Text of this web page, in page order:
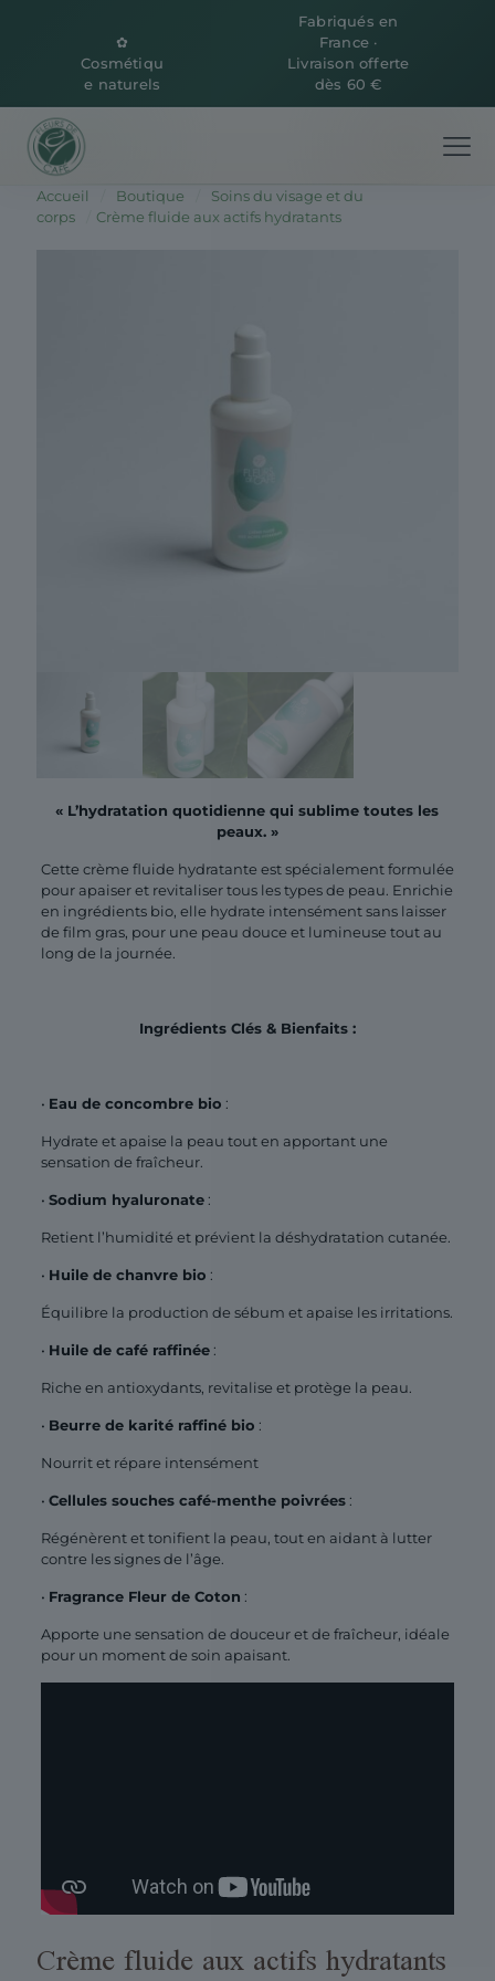
✿
Cosmétiqu
e naturels
Fabriqués en
France ·
Livraison offerte
dès 60 €
Accueil Boutique
Soins du visage et du
corps
Crème fluide aux actifs hydratants
« L’hydratation quotidienne qui sublime toutes les
peaux. »
Cette crème fluide hydratante est spécialement formulée
pour apaiser et revitaliser tous les types de peau. Enrichie
en ingrédients bio, elle hydrate intensément sans laisser
de film gras, pour une peau douce et lumineuse tout au
long de la journée.
Ingrédients Clés & Bienfaits :
• Eau de concombre bio :
Hydrate et apaise la peau tout en apportant une
sensation de fraîcheur.
• Sodium hyaluronate:
Retient l’humidité et prévient la déshydratation cutanée.
• Huile de chanvre bio :
Équilibre la production de sébum et apaise les irritations.
• Huile de café raffinée:
Riche en antioxydants, revitalise et protège la peau.
• Beurre de karité raffiné bio :
Nourrit et répare intensément
• Cellules souches café-menthe poivrées:
Régénèrent et tonifient la peau, tout en aidant à lutter
contre les signes de l’âge.
• Fragrance Fleur de Coton :
Apporte une sensation de douceur et de fraîcheur, idéale
pour un moment de soin apaisant.
Crème fluide aux actifs hydratants